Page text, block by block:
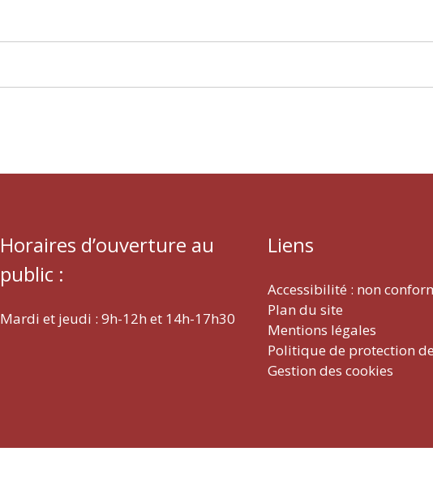
Horaires d’ouverture au
public :
Mardi et jeudi : 9h-12h et 14h-17h30
Liens
Accessibilité : non
Plan du site
Mentions légales
Politique de protection
Gestion des cookies